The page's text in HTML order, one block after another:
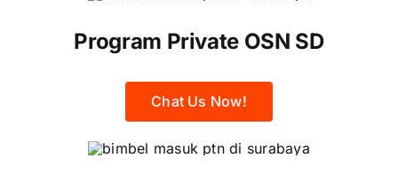
Program Private OSN SD
Chat Us Now!